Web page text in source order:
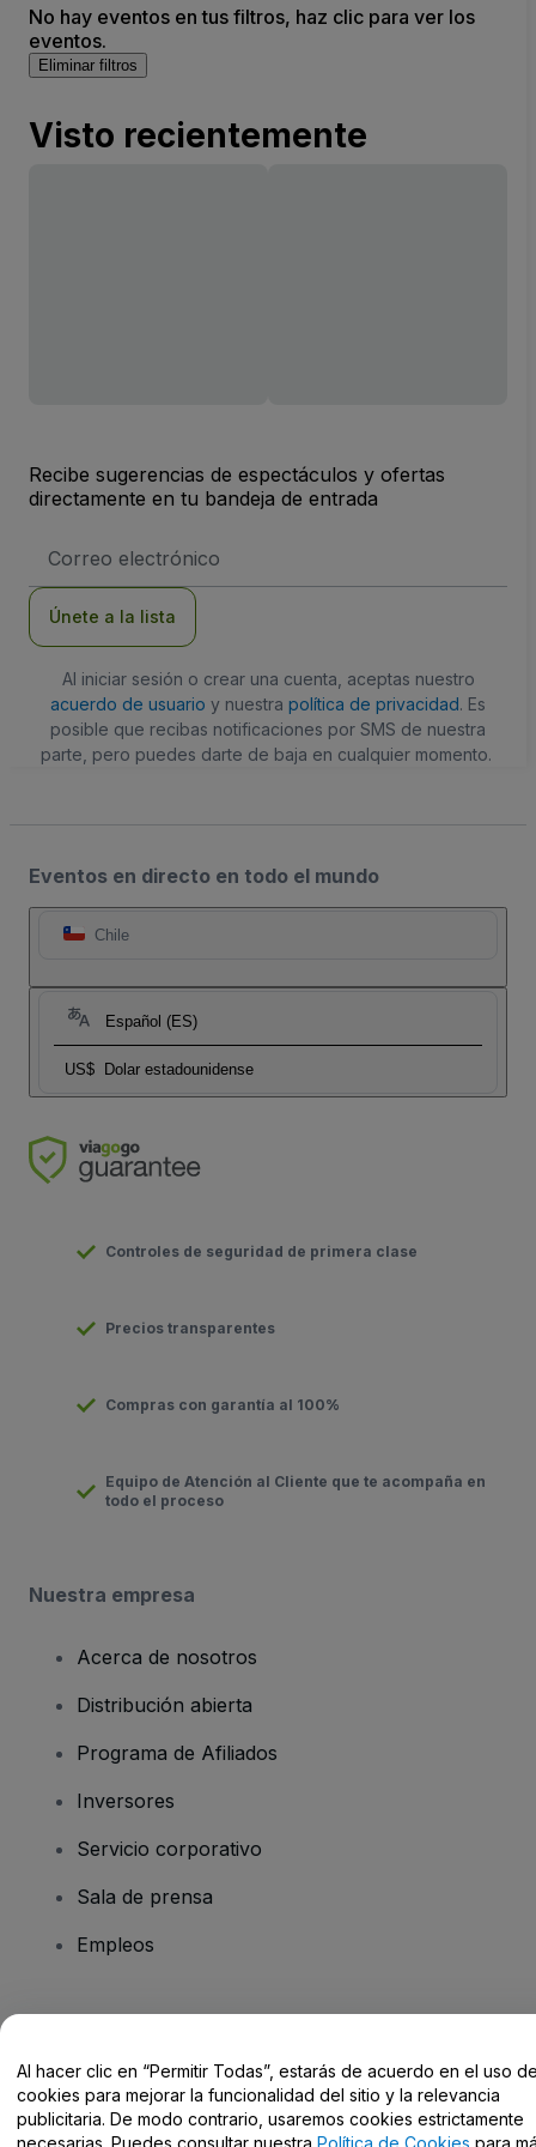
No hay eventos en tus filtros, haz clic para ver los
eventos.
Eliminar filtros
Visto recientemente
Recibe sugerencias de espectáculos y ofertas
directamente en tu bandeja de entrada
de
Únete a la lista
Al iniciar sesión o crear una cuenta, aceptas nuestro
acuerdo de usuario y nuestra política de privacidad. Es
posible que recibas notificaciones por SMS de nuestra
parte, pero puedes darte de baja en cualquier momento.
Eventos en directo en todo el mundo
Chile
Español (ES)
US$ Dolar estadounidense
Controles de seguridad de primera clase
Precios transparentes
Compras con garantía al 100%
Equipo de Atención al Cliente que te acompaña en
todo el proceso
Nuestra empresa
Acerca de nosotros
Distribución abierta
Programa de Afiliados
Inversores
Servicio corporativo
Sala de prensa
Empleos
Centro de Ayuda / Contacto
Al hacer clic en “Permitir Todas”, estarás de acuerdo en el uso
cookies para mejorar la funcionalidad del sitio y la relevancia
publicitaria. De modo contrario, usaremos cookies estrictamente
necesarias. Puedes consultar nuestra Política de Cookies para